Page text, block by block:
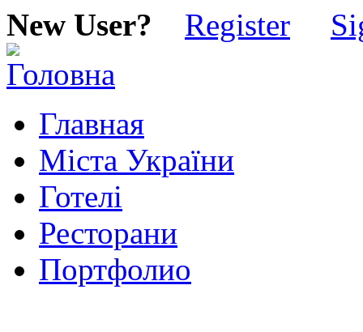
New User? Register
Главная
Міста України
Готелі
Ресторани
Портфолио